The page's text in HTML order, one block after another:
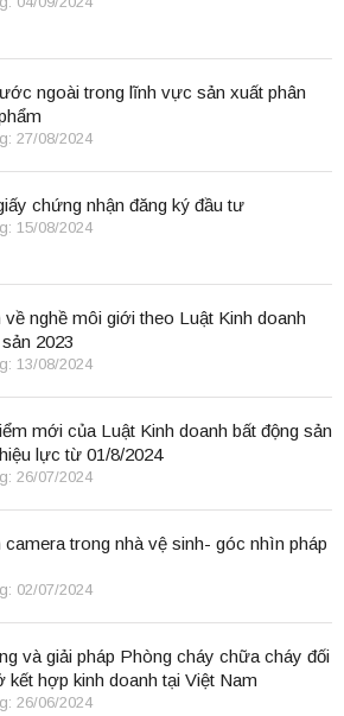
ngoài trong lĩnh vực sản xuất phân
27/08/2024
chứng nhận đăng ký đầu tư
15/08/2024
về nghề môi giới theo Luật Kinh doanh
2023
13/08/2024
mới của Luật Kinh doanh bất động sản
lực từ 01/8/2024
26/07/2024
camera trong nhà vệ sinh- góc nhìn pháp
02/07/2024
và giải pháp Phòng cháy chữa cháy đối
kết hợp kinh doanh tại Việt Nam
26/06/2024